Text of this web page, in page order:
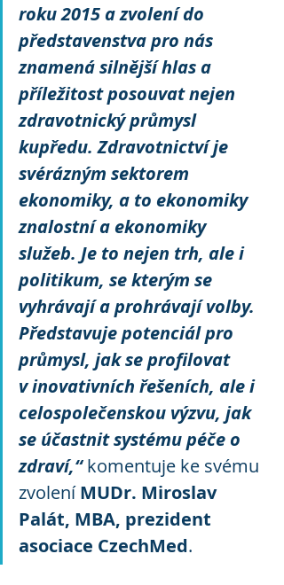
roku 2015 a zvolení do
představenstva pro nás
znamená silnější hlas a
příležitost posouvat nejen
zdravotnický průmysl
kupředu. Zdravotnictví je
svérázným sektorem
ekonomiky, a to ekonomiky
znalostní a ekonomiky
služeb. Je to nejen trh, ale i
politikum, se kterým se
vyhrávají a prohrávají volby.
Představuje potenciál pro
průmysl, jak se profilovat
v inovativních řešeních, ale i
celospolečenskou výzvu, jak
se účastnit systému péče o
zdraví,“ komentuje ke svému
zvolení MUDr. Miroslav
Palát, MBA, prezident
asociace CzechMed.